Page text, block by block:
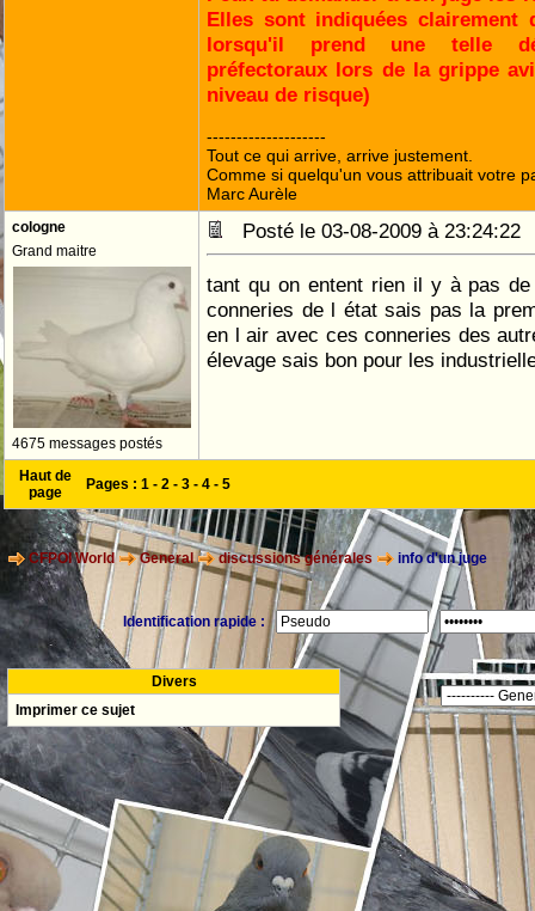
Elles sont indiquées clairement
lorsqu'il prend une telle
préfectoraux lors de la grippe
niveau de risque)
--------------------
Tout ce qui arrive, arrive justement.
Comme si quelqu'un vous attribuait votre
Marc Aurèle
cologne
Grand maitre
4675 messages postés
Posté le 03-08-2009 à
tant qu on entent rien il y à pas
conneries de l état sais pas la
en l air avec ces conneries des
élevage sais bon pour les
Haut de
page
Pages : 1 - 2 - 3 - 4 - 5
CFPOI World General discussions générales info d'un juge
Identification rapide :
Divers
Imprimer ce sujet